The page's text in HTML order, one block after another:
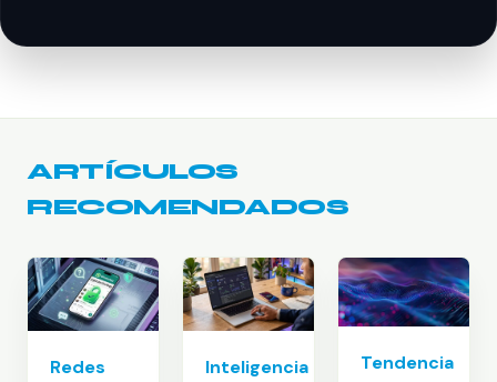
ARTÍCULOS
RECOMENDADOS
Redes
Inteligencia
Tendencia